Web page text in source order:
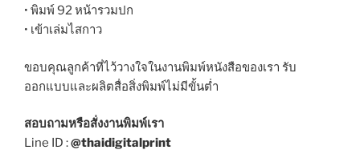
• พิมพ์ 92 หน้ารวมปก
• เข้าเล่มไสกาว
ขอบคุณลูกค้าที่ไว้วางใจในงานพิมพ์หนังสือของเรา รับ
ออกแบบและผลิตสื่อสิ่งพิมพ์ไม่มีขั้นต่ำ
สอบถามหรือสั่งงานพิมพ์เรา
Line ID :@thaidigitalprint